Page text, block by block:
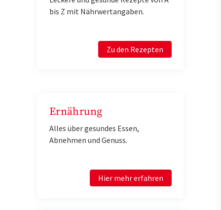
bis Z mit Nährwertangaben.
Zu den Rezepten
Ernährung
Alles über gesundes Essen,
Abnehmen und Genuss.
Hier mehr erfahren